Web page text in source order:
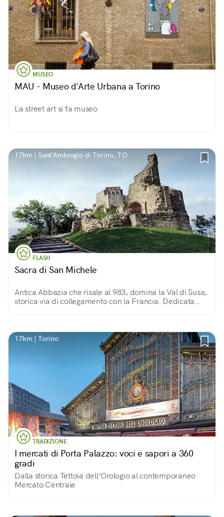
MUSEO
MAU - Museo d'Arte Urbana a Torino
La street art si fa museo
17km | Sant'Ambrogio di Torino, TO
FLASH
Sacra di San Michele
Antica Abbazia che risale al 983, domina la Val di Susa,
storica via di collegamento con la Francia. Dedicata
17km | Torino
TRADIZIONE
I mercati di Porta Palazzo: voci e sapori a 360
gradi
Dalla storica Tettoia dell’Orologio al contemporaneo
Mercato Centrale